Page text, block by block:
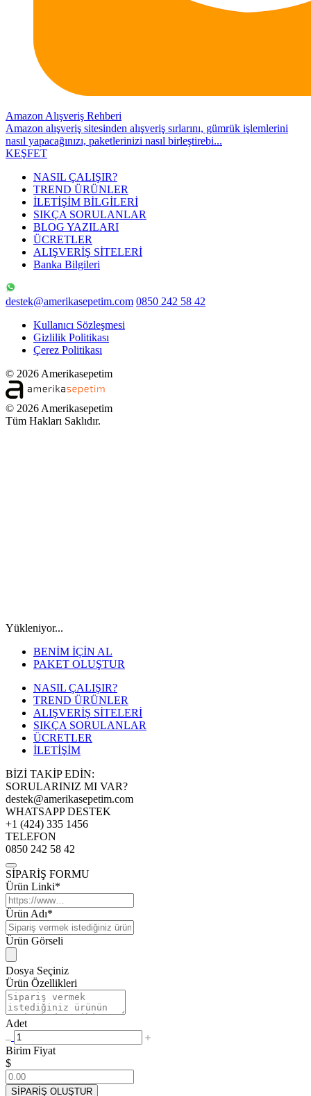
Amazon Alışveriş Rehberi
Amazon alışveriş sitesinden alışveriş sırlarını, gümrük işlemlerini
nasıl yapacağınızı, paketlerinizi nasıl birleştirebi...
KEŞFET
NASIL ÇALIŞIR?
TREND ÜRÜNLER
İLETİŞİM BİLGİLERİ
SIKÇA SORULANLAR
BLOG YAZILARI
ÜCRETLER
ALIŞVERİŞ SİTELERİ
Banka Bilgileri
destek@amerikasepetim.com 0850 242 58 42
Kullanıcı Sözleşmesi
Gizlilik Politikası
Çerez Politikası
© 2026 Amerikasepetim
© 2026 Amerikasepetim
Tüm Hakları Saklıdır.
Yükleniyor...
BENİM İÇİN AL
PAKET OLUŞTUR
NASIL ÇALIŞIR?
TREND ÜRÜNLER
ALIŞVERİŞ SİTELERİ
SIKÇA SORULANLAR
ÜCRETLER
İLETİŞİM
BİZİ TAKİP EDİN:
SORULARINIZ MI VAR?
destek@amerikasepetim.com
WHATSAPP DESTEK
+1 (424) 335 1456
TELEFON
0850 242 58 42
SİPARİŞ FORMU
Ürün Linki*
Ürün Adı*
Ürün Görseli
Dosya Seçiniz
Ürün Özellikleri
Adet
Birim Fiyat
$
SİPARİŞ OLUŞTUR